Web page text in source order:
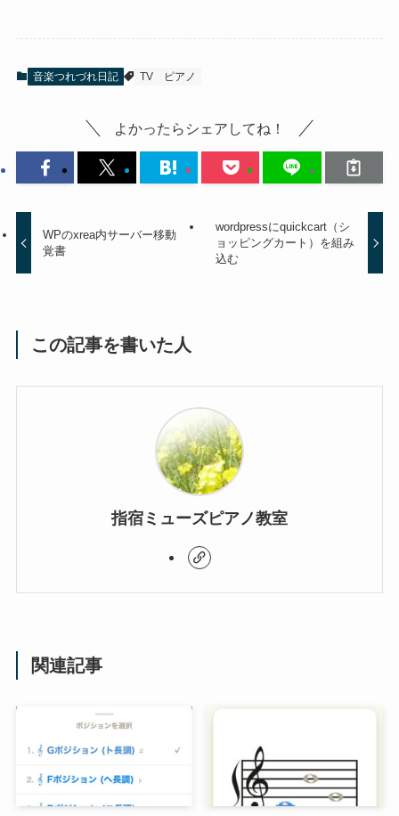
音楽つれづれ日記 TV ピアノ
よかったらシェアしてね！
WPのxrea内サーバー移動
覚書
wordpressにquickcart（シ
ョッピングカート）を組み
込む
この記事を書いた人
指宿ミューズピアノ教室
関連記事